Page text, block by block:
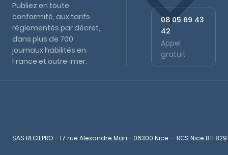
Publiez en toute
conformité, aux tarifs
réglementés par décret,
dans plus de 700
journaux habilités en
France et outre-mer.
08 05 69 43
42
Appel
gratuit
SAS REGIEPRO - 17 rue Alexandre Mari - 06300 Nice — RCS Nice 811